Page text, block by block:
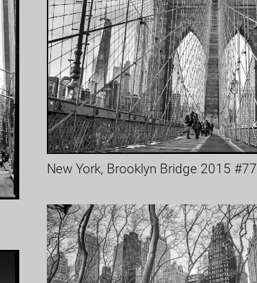
New York, Brooklyn Bridge 2015 #77